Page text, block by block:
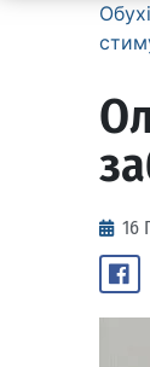
16